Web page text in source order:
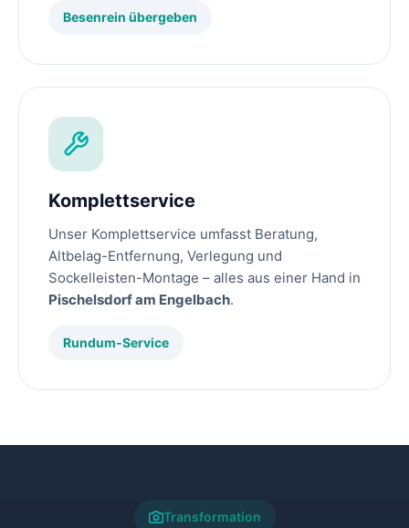
Besenrein übergeben
Komplettservice
Unser Komplettservice umfasst Beratung,
Altbelag-Entfernung, Verlegung und
Sockelleisten-Montage – alles aus einer Hand in
Pischelsdorf am Engelbach.
Rundum-Service
Transformation